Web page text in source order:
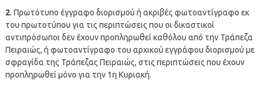
2. Πρωτότυπο έγγραφο διορισμού ή ακριβές φωτοαντίγραφο εκ
του πρωτοτύπου για τις περιπτώσεις που οι δικαστικοί
αντιπρόσωποι δεν έχουν προπληρωθεί καθόλου από την Τράπεζα
Πειραιώς, ή φωτοαντίγραφο του αρχικού εγγράφου διορισμού με
σφραγίδα της Τράπεζας Πειραιώς, στις περιπτώσεις που έχουν
προπληρωθεί μόνο για την 1η Κυριακή.